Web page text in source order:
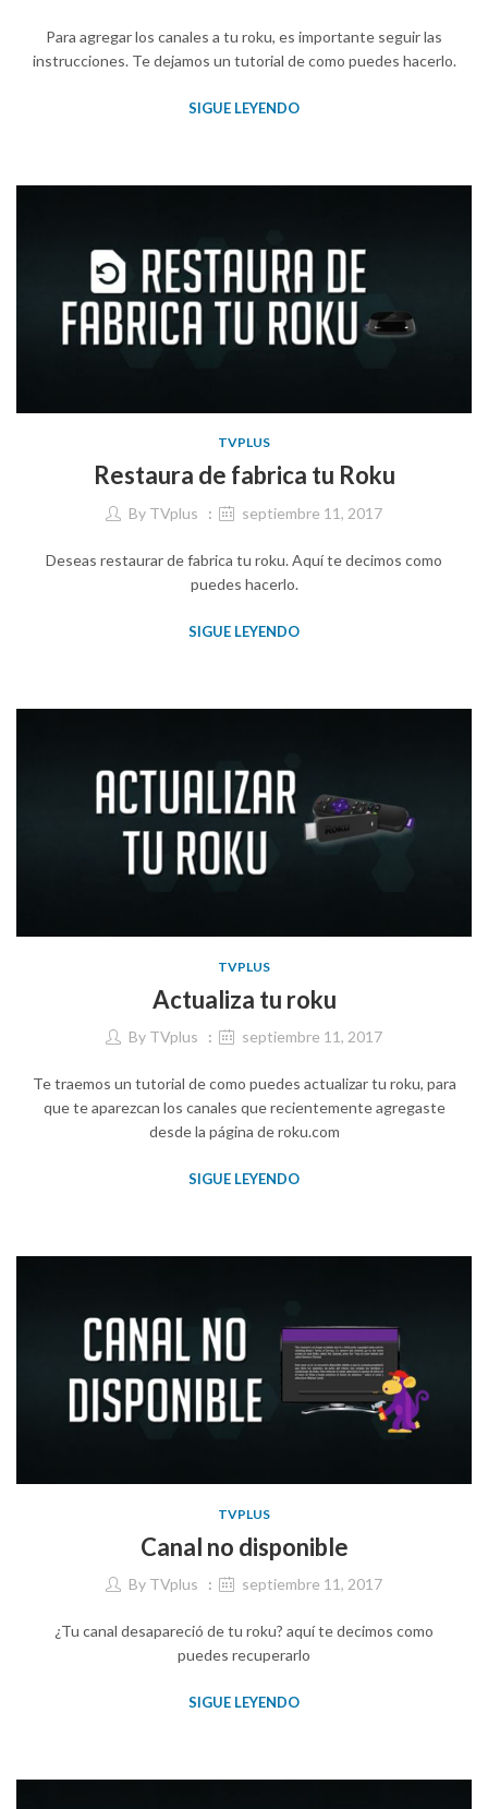
Para agregar los canales a tu roku, es importante seguir las
instrucciones. Te dejamos un tutorial de como puedes hacerlo.
SIGUE LEYENDO
TVPLUS
Restaura de fabrica tu Roku
By TVplus septiembre 11, 2017
Deseas restaurar de fabrica tu roku. Aquí te decimos como
puedes hacerlo.
SIGUE LEYENDO
TVPLUS
Actualiza tu roku
By TVplus septiembre 11, 2017
Te traemos un tutorial de como puedes actualizar tu roku, para
que te aparezcan los canales que recientemente agregaste
desde la página de roku.com
SIGUE LEYENDO
TVPLUS
Canal no disponible
By TVplus septiembre 11, 2017
¿Tu canal desapareció de tu roku? aquí te decimos como
puedes recuperarlo
SIGUE LEYENDO